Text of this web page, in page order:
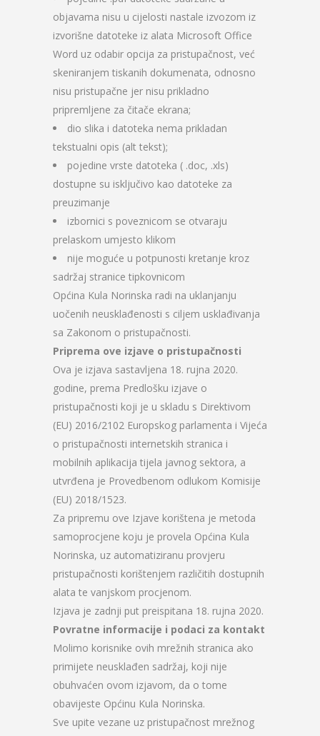
objavama nisu u cijelosti nastale izvozom iz
izvorišne datoteke iz alata Microsoft Office
Word uz odabir opcija za pristupačnost, već
skeniranjem tiskanih dokumenata, odnosno
nisu pristupačne jer nisu prikladno
pripremljene za čitače ekrana;
dio slika i datoteka nema prikladan
tekstualni opis (alt tekst);
pojedine vrste datoteka ( .doc, .xls)
dostupne su isključivo kao datoteke za
preuzimanje
izbornici s poveznicom se otvaraju
prelaskom umjesto klikom
nije moguće u potpunosti kretanje kroz
sadržaj stranice tipkovnicom
Općina Kula Norinska radi na uklanjanju
uočenih neusklađenosti s ciljem usklađivanja
sa Zakonom o pristupačnosti.
Priprema ove izjave o pristupačnosti
Ova je izjava sastavljena 18. rujna 2020.
godine, prema Predlošku izjave o
pristupačnosti koji je u skladu s Direktivom
(EU) 2016/2102 Europskog parlamenta i Vijeća
o pristupačnosti internetskih stranica i
mobilnih aplikacija tijela javnog sektora, a
utvrđena je Provedbenom odlukom Komisije
(EU) 2018/1523.
Za pripremu ove Izjave korištena je metoda
samoprocjene koju je provela Općina Kula
Norinska, uz automatiziranu provjeru
pristupačnosti korištenjem različitih dostupnih
alata te vanjskom procjenom.
Izjava je zadnji put preispitana 18. rujna 2020.
Povratne informacije i podaci za kontakt
Molimo korisnike ovih mrežnih stranica ako
primijete neusklađen sadržaj, koji nije
obuhvaćen ovom izjavom, da o tome
obavijeste Općinu Kula Norinska.
Sve upite vezane uz pristupačnost mrežnog